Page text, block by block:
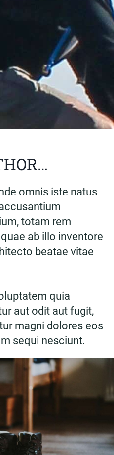
omnis iste natus
totam rem
ab illo inventore
beatae vitae
quia
aut odit aut fugit,
magni dolores eos
sequi nesciunt.